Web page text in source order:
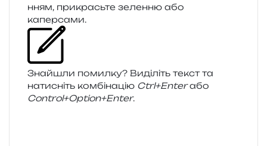
н­ням, при­кра­сьте зелен­ню або
каперсами.
Знайшли помил­ку? Виділіть текст та
нати­сніть ком­бі­на­цію Ctrl+Enterабо
Control+Option+Enter.